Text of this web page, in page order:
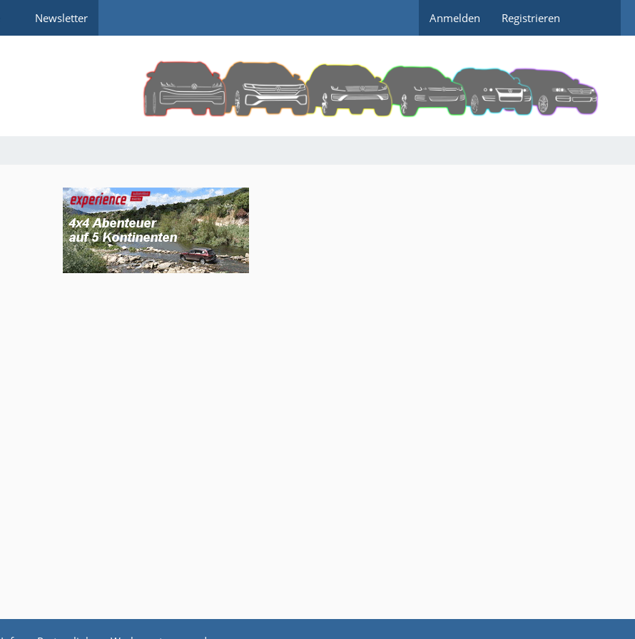
Newsletter Anmelden Registrieren